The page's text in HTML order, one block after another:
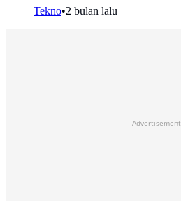
Tekno•2 bulan lalu
Advertisement